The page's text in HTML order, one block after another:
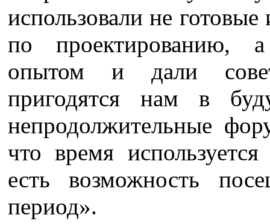
использовали не
по проектированию,
опытом и дали
пригодятся нам в
непродолжительные
что время
есть возможность
период».